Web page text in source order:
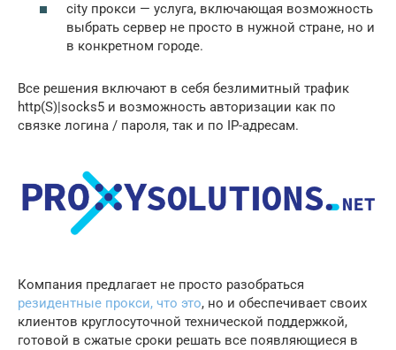
city прокси — услуга, включающая возможность
выбрать сервер не просто в нужной стране, но и
в конкретном городе.
Все решения включают в себя безлимитный трафик
http(S)|socks5 и возможность авторизации как по
связке логина / пароля, так и по IP-адресам.
Компания предлагает не просто разобраться
резидентные прокси, что это, но и обеспечивает своих
клиентов круглосуточной технической поддержкой,
готовой в сжатые сроки решать все появляющиеся в